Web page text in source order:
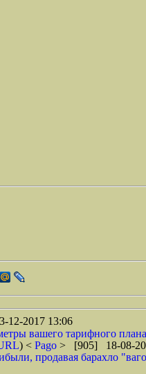
2017 13:06
вашего тарифного
) < Pago > [905] 18-08-
продавая барахло